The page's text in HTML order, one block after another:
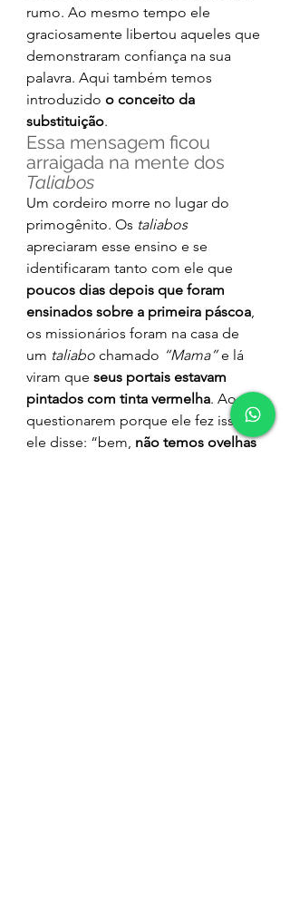
rumo. Ao mesmo tempo ele
graciosamente libertou aqueles que
demonstraram confiança na sua
palavra. Aqui também temos
introduzido o conceito da
substituição.
Essa mensagem ficou
arraigada na mente dos
Taliabos
Um cordeiro morre no lugar do
primogênito. Os taliabos
apreciaram esse ensino e se
identificaram tanto com ele que
poucos dias depois que foram
ensinados sobre a primeira páscoa,
os missionários foram na casa de
um taliabo chamado “Mama” e lá
viram que seus portais estavam
pintados com tinta vermelha. Ao
questionarem porque ele fez isso
ele disse: “bem, não temos ovelhas